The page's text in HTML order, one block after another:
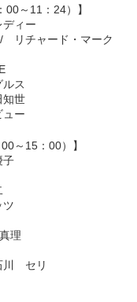
00～11：24）】
ィー
チャード・マーク
ス
世
ー
～15：00）】
理
セリ